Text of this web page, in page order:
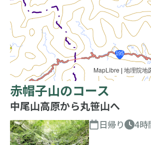
MapLibre |地理院地
赤帽子山のコース
中尾山高原から丸笹山へ
日帰り 4時